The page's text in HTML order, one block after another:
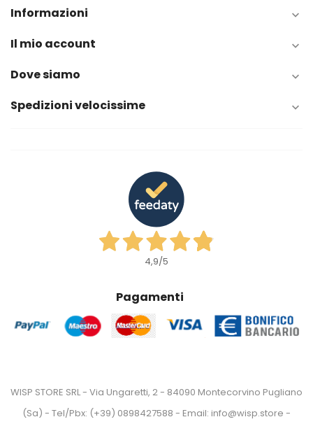
Informazioni 
Il mio account 
Dove siamo 
Spedizioni velocissime 
4,9/5
Pagamenti
WISP STORE SRL - Via Ungaretti, 2 - 84090 Montecorvino Pugliano
(Sa) - Tel/Pbx: (+39) 0898427588 - Email: info@wisp.store -